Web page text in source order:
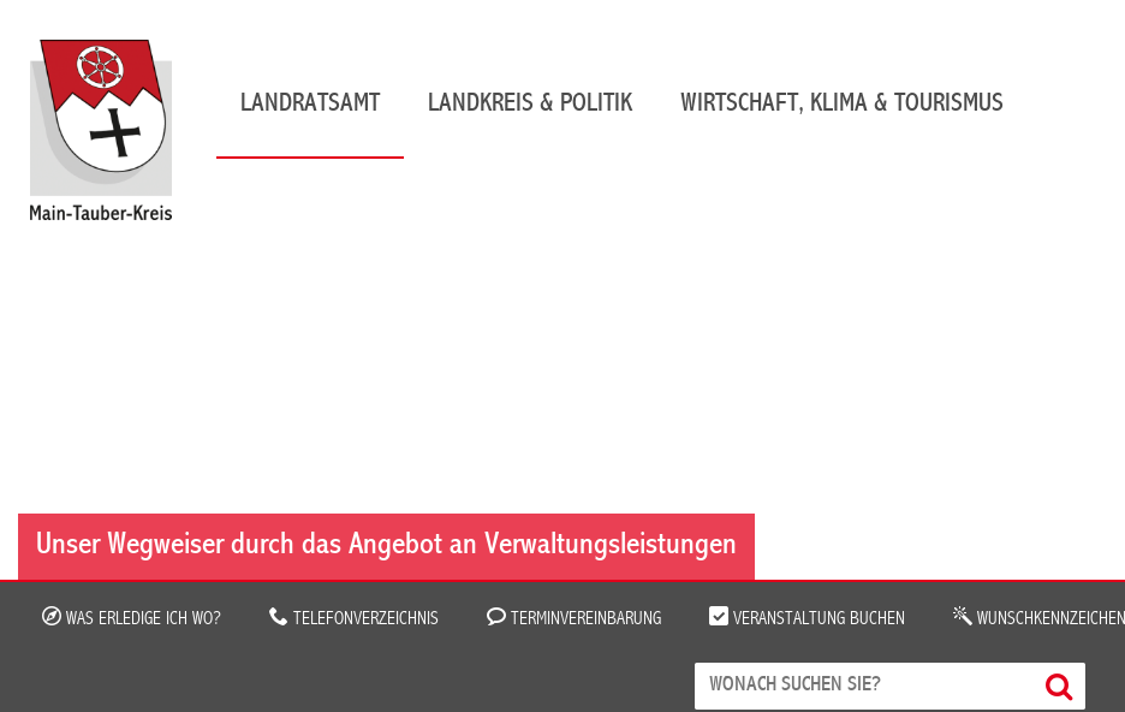
LANDRATSAMT LANDKREIS & POLITIK WIRTSCHAFT, KLIMA & TOURISMUS
Unser Wegweiser durch das Angebot an Verwaltungsleistungen
WAS ERLEDIGE ICH WO? TELEFONVERZEICHNIS TERMINVEREINBARUNG VERANSTALTUNG BUCHEN WUNSCHKENNZEICHEN